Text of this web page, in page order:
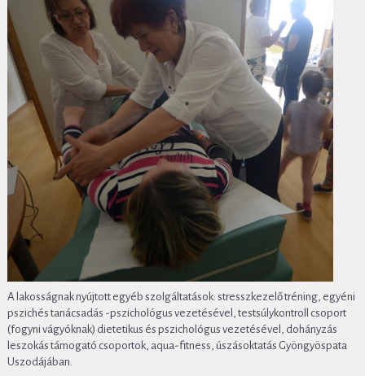
A lakosságnak nyújtott egyéb szolgáltatások: stresszkezelő tréning, egyéni
pszichés tanácsadás -pszichológus vezetésével, testsúlykontroll csoport
(fogyni vágyóknak) dietetikus és pszichológus vezetésével, dohányzás
leszokás támogató csoportok, aqua-fitness, úszásoktatás Gyöngyöspata
Uszodájában.